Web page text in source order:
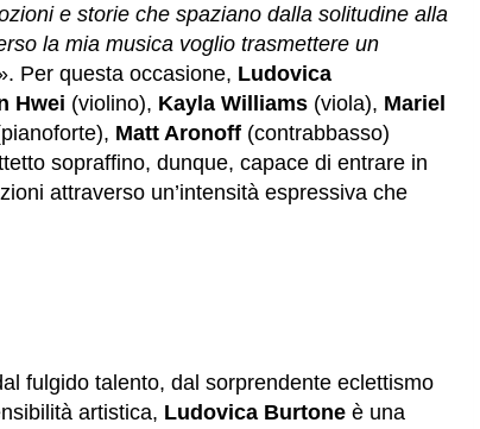
e storie che spaziano dalla solitudine alla
la mia musica voglio trasmettere un
Per questa occasione, Ludovica
Hwei (violino), Kayla Williams (viola), Mariel
Matt Aronoff (contrabbasso)
sopraffino, dunque, capace di entrare in
attraverso un’intensità espressiva che
fulgido talento, dal sorprendente eclettismo
artistica, Ludovica Burtone è una